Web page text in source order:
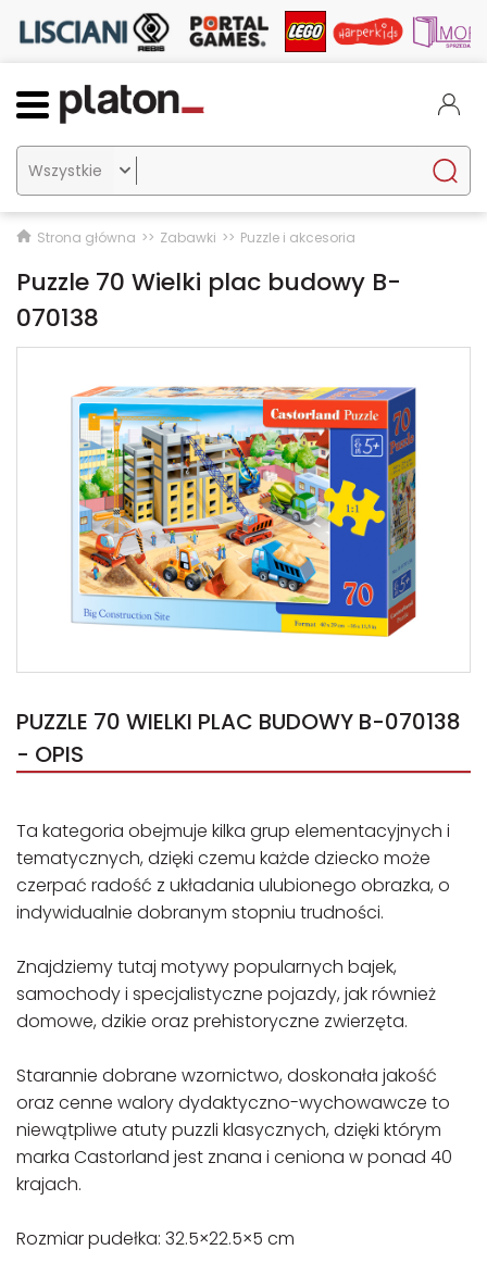

Strona główna Zabawki Puzzle i akcesoria
Puzzle 70 Wielki plac budowy B-
070138
PUZZLE 70 WIELKI PLAC BUDOWY B-070138
- OPIS
Ta kategoria obejmuje kilka grup elementacyjnych i
tematycznych, dzięki czemu każde dziecko może
czerpać radość z układania ulubionego obrazka, o
indywidualnie dobranym stopniu trudności.
Znajdziemy tutaj motywy popularnych bajek,
samochody i specjalistyczne pojazdy, jak również
domowe, dzikie oraz prehistoryczne zwierzęta.
Starannie dobrane wzornictwo, doskonała jakość
oraz cenne walory dydaktyczno-wychowawcze to
niewątpliwe atuty puzzli klasycznych, dzięki którym
marka Castorland jest znana i ceniona w ponad 40
krajach.
Rozmiar pudełka: 32.5×22.5×5 cm